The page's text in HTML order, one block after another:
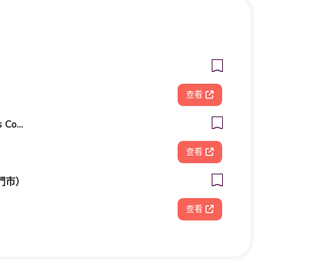
查看
客美多咖啡 Komeda‘s Coffee - 台南小北店
查看
）
查看